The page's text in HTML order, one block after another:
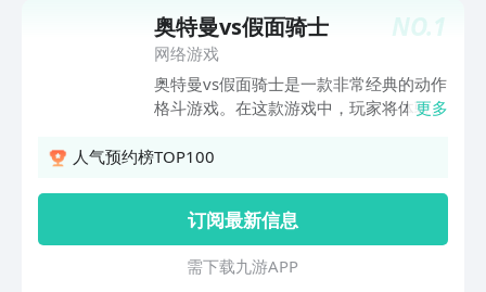
都能获得50元游戏券，可以无门槛使用，全年即可享受
600元，隶属于阿里巴巴灵犀互娱旗下的大平台有保障。
NO.1
奥特曼vs假面骑士
网络游戏
奥特曼vs假面骑士是一款非常经典的动作
格斗游戏。在这款游戏中，玩家将体验到
支持谁，都可以在这个赛场上决出胜负。
程度。游戏玩法很简单，快来下载吧。
更多
人气预约榜TOP100
订阅最新信息
需 下 载 九 游 A P P